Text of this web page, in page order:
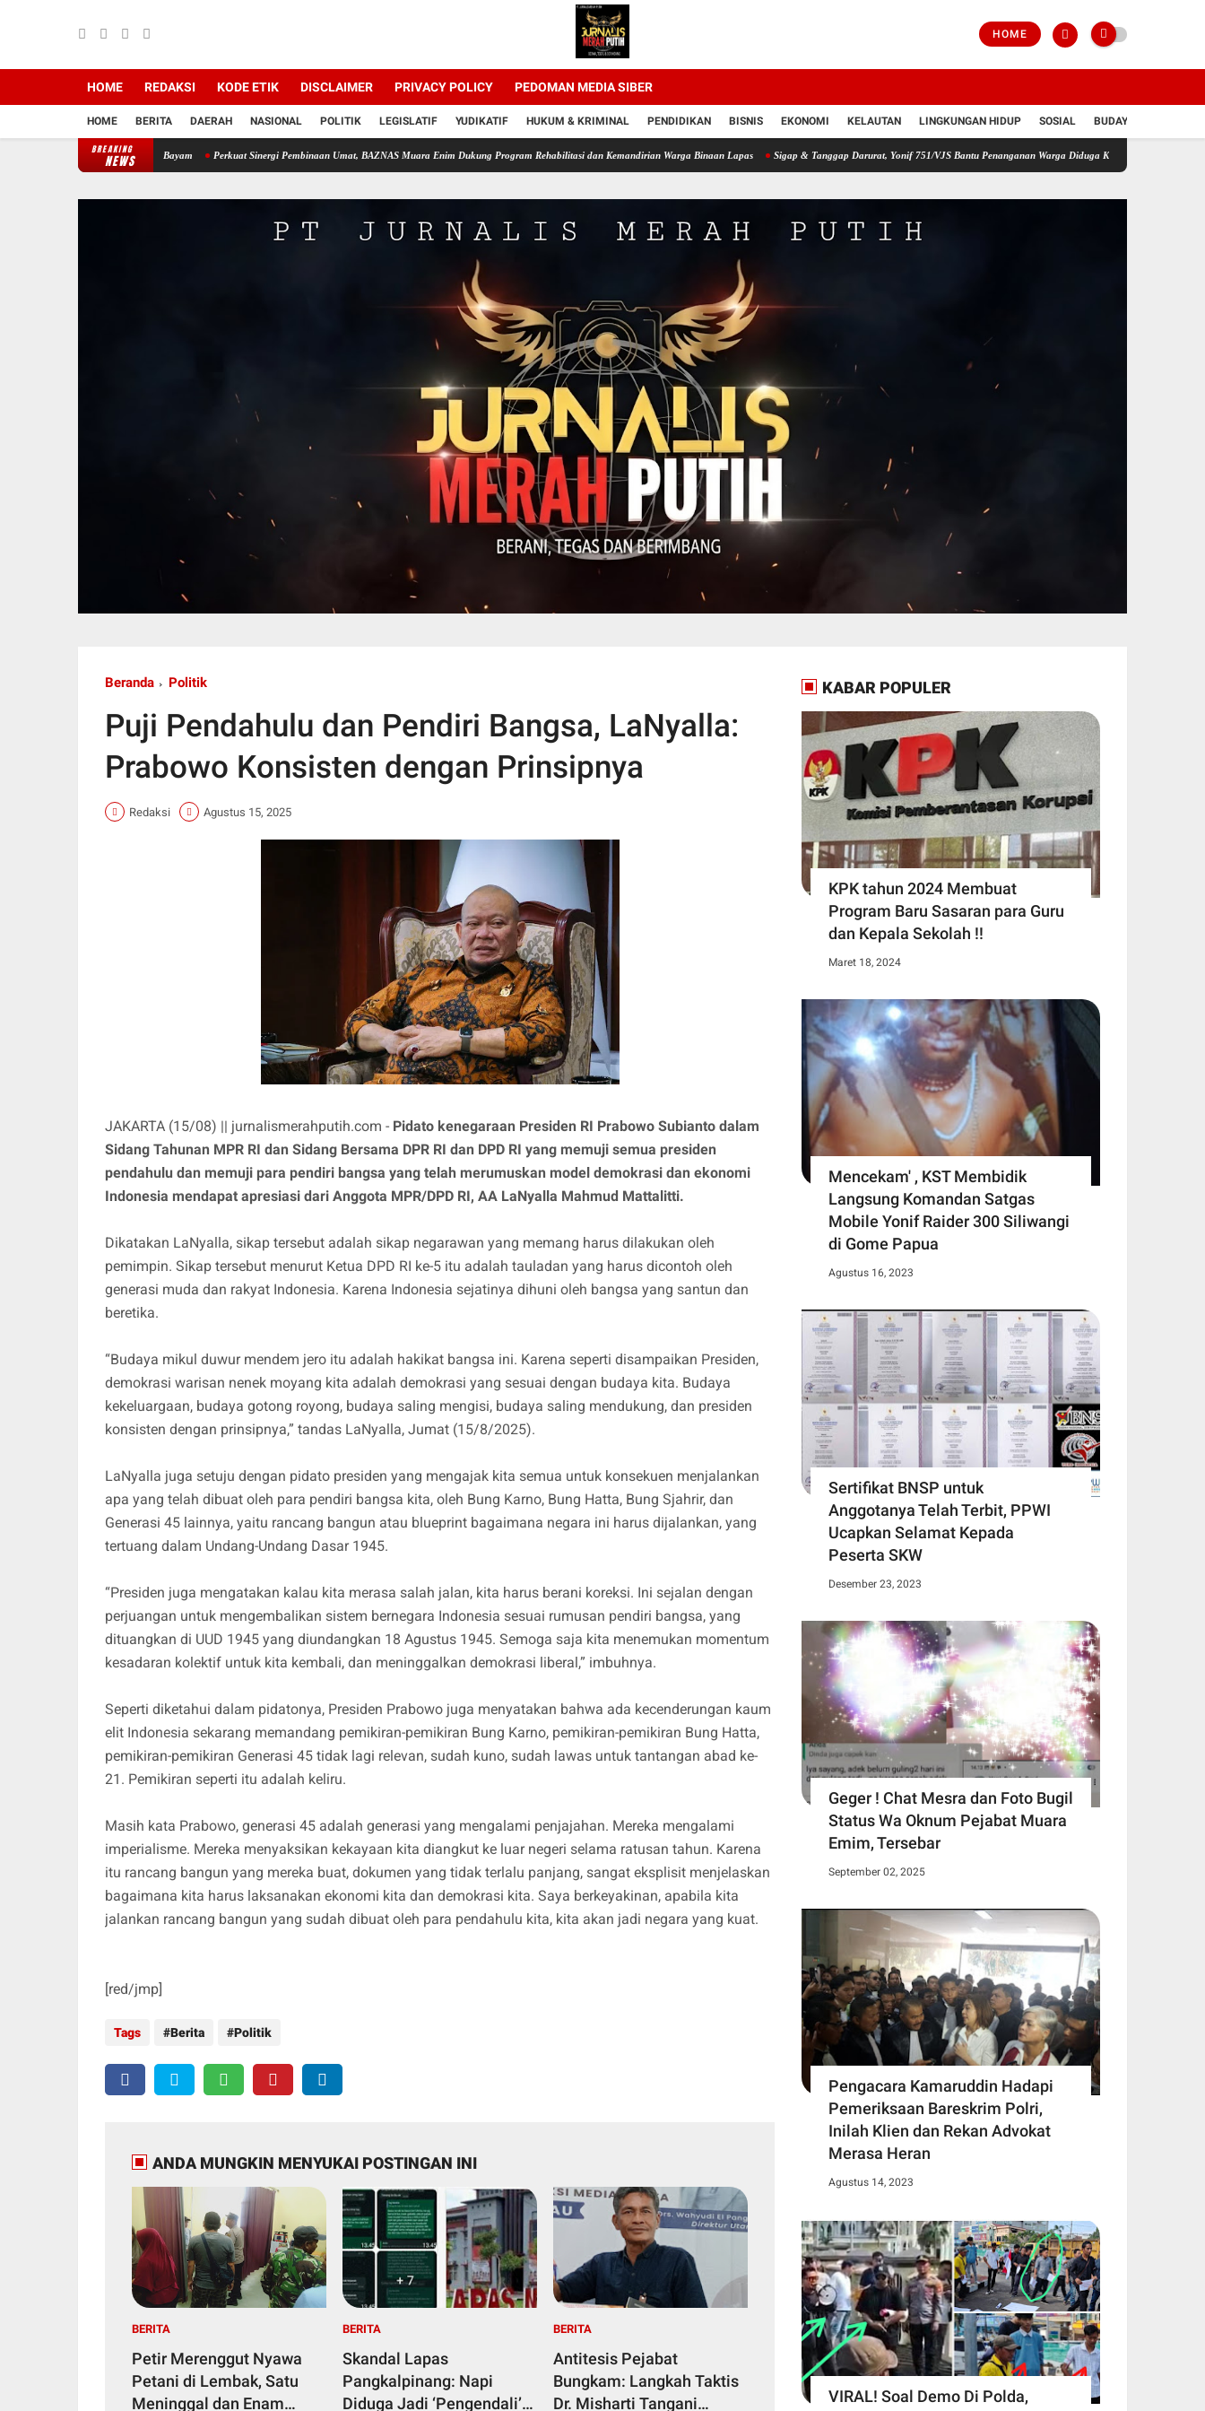
HOME
HOME REDAKSI KODE ETIK DISCLAIMER PRIVACY POLICY PEDOMAN MEDIA SIBER
HOME BERITA DAERAH NASIONAL POLITIK LEGISLATIF YUDIKATIF HUKUM & KRIMINAL PENDIDIKAN BISNIS EKONOMI KELAUTAN LINGKUNGAN HIDUP SOSIAL BUDAYA
BREAKING
NEWS
Bantu Warga Panen Bayam Perkuat Sinergi Pembinaan Umat, BAZNAS Muara Enim Dukung Program Rehabilitasi dan Kemandirian Warga Binaan Lapas Sigap & Tanggap Darurat, Yonif 751/VJS Bantu Penanganan Warga Diduga Keracunan Makanan
Beranda Politik
Puji Pendahulu dan Pendiri Bangsa, LaNyalla:
Prabowo Konsisten dengan Prinsipnya
Redaksi Agustus 15, 2025
JAKARTA (15/08) || jurnalismerahputih.com - Pidato kenegaraan Presiden RI Prabowo Subianto dalam
Sidang Tahunan MPR RI dan Sidang Bersama DPR RI dan DPD RI yang memuji semua presiden
pendahulu dan memuji para pendiri bangsa yang telah merumuskan model demokrasi dan ekonomi
Indonesia mendapat apresiasi dari Anggota MPR/DPD RI, AA LaNyalla Mahmud Mattalitti.
Dikatakan LaNyalla, sikap tersebut adalah sikap negarawan yang memang harus dilakukan oleh
pemimpin. Sikap tersebut menurut Ketua DPD RI ke-5 itu adalah tauladan yang harus dicontoh oleh
generasi muda dan rakyat Indonesia. Karena Indonesia sejatinya dihuni oleh bangsa yang santun dan
beretika.
“Budaya mikul duwur mendem jero itu adalah hakikat bangsa ini. Karena seperti disampaikan Presiden,
demokrasi warisan nenek moyang kita adalah demokrasi yang sesuai dengan budaya kita. Budaya
kekeluargaan, budaya gotong royong, budaya saling mengisi, budaya saling mendukung, dan presiden
konsisten dengan prinsipnya,” tandas LaNyalla, Jumat (15/8/2025).
LaNyalla juga setuju dengan pidato presiden yang mengajak kita semua untuk konsekuen menjalankan
apa yang telah dibuat oleh para pendiri bangsa kita, oleh Bung Karno, Bung Hatta, Bung Sjahrir, dan
Generasi 45 lainnya, yaitu rancang bangun atau blueprint bagaimana negara ini harus dijalankan, yang
tertuang dalam Undang-Undang Dasar 1945.
“Presiden juga mengatakan kalau kita merasa salah jalan, kita harus berani koreksi. Ini sejalan dengan
perjuangan untuk mengembalikan sistem bernegara Indonesia sesuai rumusan pendiri bangsa, yang
dituangkan di UUD 1945 yang diundangkan 18 Agustus 1945. Semoga saja kita menemukan momentum
kesadaran kolektif untuk kita kembali, dan meninggalkan demokrasi liberal,” imbuhnya.
Seperti diketahui dalam pidatonya, Presiden Prabowo juga menyatakan bahwa ada kecenderungan kaum
elit Indonesia sekarang memandang pemikiran-pemikiran Bung Karno, pemikiran-pemikiran Bung Hatta,
pemikiran-pemikiran Generasi 45 tidak lagi relevan, sudah kuno, sudah lawas untuk tantangan abad ke-
21. Pemikiran seperti itu adalah keliru.
Masih kata Prabowo, generasi 45 adalah generasi yang mengalami penjajahan. Mereka mengalami
imperialisme. Mereka menyaksikan kekayaan kita diangkut ke luar negeri selama ratusan tahun. Karena
itu rancang bangun yang mereka buat, dokumen yang tidak terlalu panjang, sangat eksplisit menjelaskan
bagaimana kita harus laksanakan ekonomi kita dan demokrasi kita. Saya berkeyakinan, apabila kita
jalankan rancang bangun yang sudah dibuat oleh para pendahulu kita, kita akan jadi negara yang kuat.
[red/jmp]
Tags Berita Politik
ANDA MUNGKIN MENYUKAI POSTINGAN INI
BERITA
Petir Merenggut Nyawa
Petani di Lembak, Satu
Meninggal dan Enam
BERITA
Skandal Lapas
Pangkalpinang: Napi
Diduga Jadi ‘Pengendali’
BERITA
Antitesis Pejabat
Bungkam: Langkah Taktis
Dr. Misharti Tangani
KABAR POPULER
KPK tahun 2024 Membuat
Program Baru Sasaran para Guru
dan Kepala Sekolah !!
Maret 18, 2024
Mencekam' , KST Membidik
Langsung Komandan Satgas
Mobile Yonif Raider 300 Siliwangi
di Gome Papua
Agustus 16, 2023
Sertifikat BNSP untuk
Anggotanya Telah Terbit, PPWI
Ucapkan Selamat Kepada
Peserta SKW
Desember 23, 2023
Geger ! Chat Mesra dan Foto Bugil
Status Wa Oknum Pejabat Muara
Emim, Tersebar
September 02, 2025
Pengacara Kamaruddin Hadapi
Pemeriksaan Bareskrim Polri,
Inilah Klien dan Rekan Advokat
Merasa Heran
Agustus 14, 2023
VIRAL! Soal Demo Di Polda,